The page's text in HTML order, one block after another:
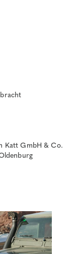
Katt GmbH & Co.